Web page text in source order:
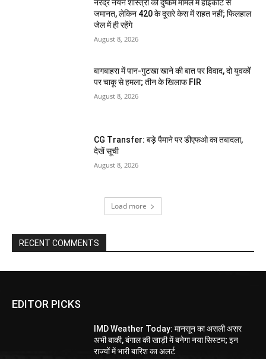
नरेंद्र नयन शास्त्री को दुष्कर्म मामले में हाईकोर्ट से
जमानत, लेकिन 420 के दूसरे केस में राहत नहीं; फिलहाल
जेल में ही रहेंगे
August 8, 2026
बागबाहरा में पान-गुटखा खाने की बात पर विवाद, दो युवकों
पर चाकू से हमला; तीन के खिलाफ FIR
August 8, 2026
CG Transfer: बड़े पैमाने पर डीएफओ का तबादला,
देखें सूची
August 8, 2026
Load more
RECENT COMMENTS
EDITOR PICKS
IMD Weather Today: मानसून का असली असर
अभी बाकी, बंगाल की खाड़ी में बनेगा नया सिस्टम; इन
राज्यों में भारी बारिश का अलर्ट